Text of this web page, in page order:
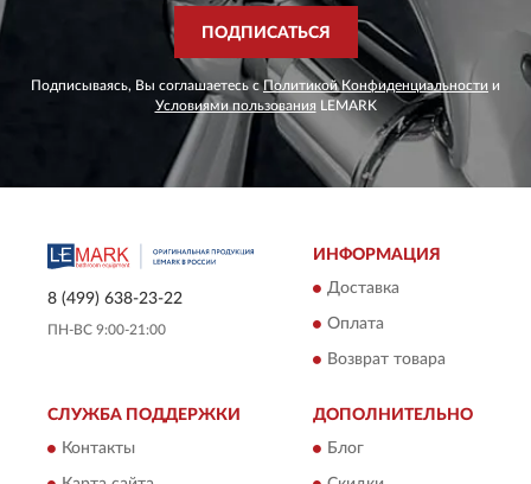
ПОДПИСАТЬСЯ
Подписываясь, Вы соглашаетесь сПолитикой Конфиденциальности и
Условиями пользования LEMARK
8 (499) 638-23-22
ПН-ВС 9:00-21:00
ИНФОРМАЦИЯ
Доставка
Оплата
Возврат товара
СЛУЖБА ПОДДЕРЖКИ
Контакты
ДОПОЛНИТЕЛЬНО
Блог